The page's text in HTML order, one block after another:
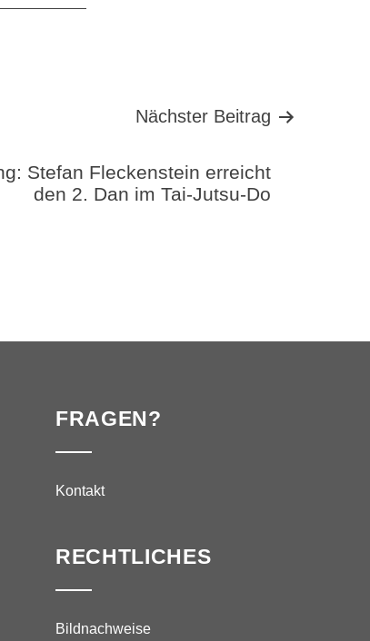
Nächster Beitrag
Stefan Fleckenstein erreicht
den 2. Dan im Tai-Jutsu-Do
FRAGEN?
Kontakt
RECHTLICHES
Bildnachweise